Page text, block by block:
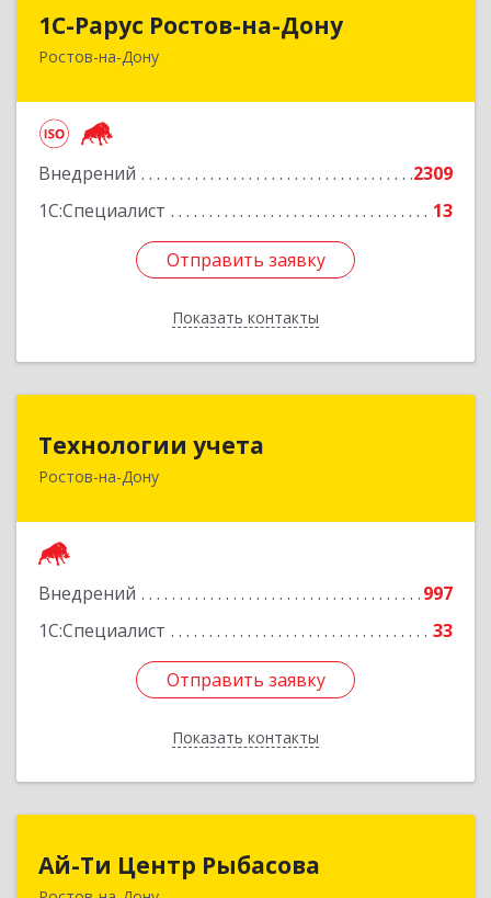
1С-Рарус Ростов-на-Дону
Ростов-на-Дону
Внедрений
2309
1С:Специалист
13
Отправить заявку
Показать контакты
344002, Ростовская обл, г.о. город Ростов-на-
Подробнее
Отправить заявку
Назад
Технологии учета
Ростов-на-Дону
Внедрений
997
1С:Специалист
33
Отправить заявку
Показать контакты
344064, Ростовская обл, Ростов-на-Дону г,
Отправить заявку
Назад
Ай-Ти Центр Рыбасова
Ай-Ти Центр Рыбасова